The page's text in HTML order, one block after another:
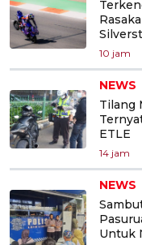
10 jam
NEWS
Tilang
ETLE
14 jam
NEWS
Untuk